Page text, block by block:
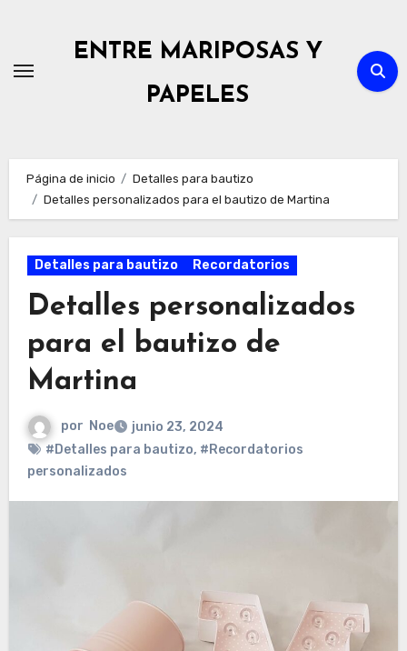
contenido
ENTRE MARIPOSAS Y
PAPELES
Página de inicio
Detalles para bautizo
Detalles personalizados para el bautizo de Martina
Detalles para bautizo Recordatorios
Detalles personalizados
para el bautizo de
Martina
por Noe
junio 23, 2024
#Detalles para bautizo, #Recordatorios
personalizados